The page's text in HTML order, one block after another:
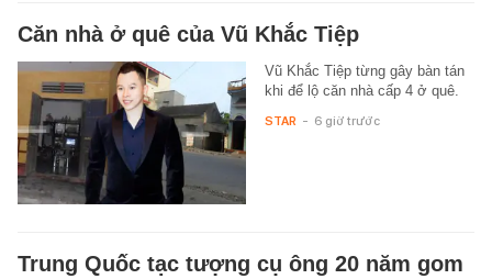
Căn nhà ở quê của Vũ Khắc Tiệp
Vũ Khắc Tiệp từng gây bàn tán
khi để lộ căn nhà cấp 4 ở quê.
STAR - 6 giờ trước
Trung Quốc tạc tượng cụ ông 20 năm gom